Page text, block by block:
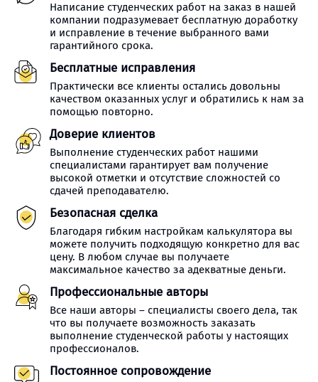
Написание студенческих работ на заказ в нашей
компании подразумевает бесплатную доработку
и исправление в течение выбранного вами
гарантийного срока.
Бесплатные исправления
Практически все клиенты остались довольны
качеством оказанных услуг и обратились к нам за
помощью повторно.
Доверие клиентов
Выполнение студенческих работ нашими
специалистами гарантирует вам получение
высокой отметки и отсутствие сложностей со
сдачей преподавателю.
Безопасная сделка
Благодаря гибким настройкам калькулятора вы
можете получить подходящую конкретно для вас
цену. В любом случае вы получаете
максимальное качество за адекватные деньги.
Профессиональные авторы
Все наши авторы – специалисты своего дела, так
что вы получаете возможность заказать
выполнение студенческой работы у настоящих
профессионалов.
Постоянное сопровождение